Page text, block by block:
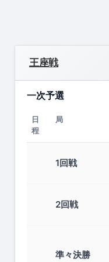
王座戦
一次予選
日
程
局
1回戦
2回戦
準々決勝